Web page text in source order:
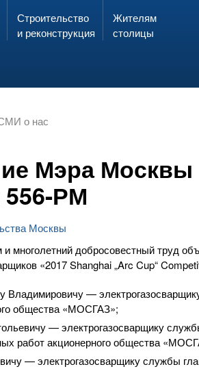
Строительство
и реконструкция
Жителям
столицы
о нас
Мэра Москвы
РМ
Москвы
многолетний добросовестный труд
«2017 Shanghai „Arc Cup“
Владимировичу —
общества «МОСГАЗ»;
— электрогазосварщику
работ акционерного общества
— электрогазосварщику службы